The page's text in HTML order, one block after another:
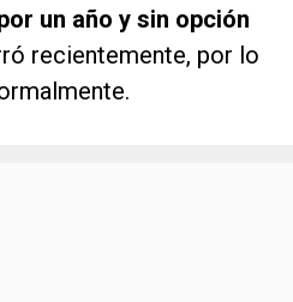
un año y sin opción
recientemente, por lo